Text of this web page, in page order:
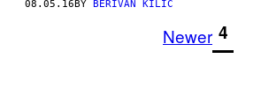
08.05.16BY BERIVAN KILIC
Newer 1
4